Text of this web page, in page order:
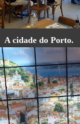
A cidade do Porto.